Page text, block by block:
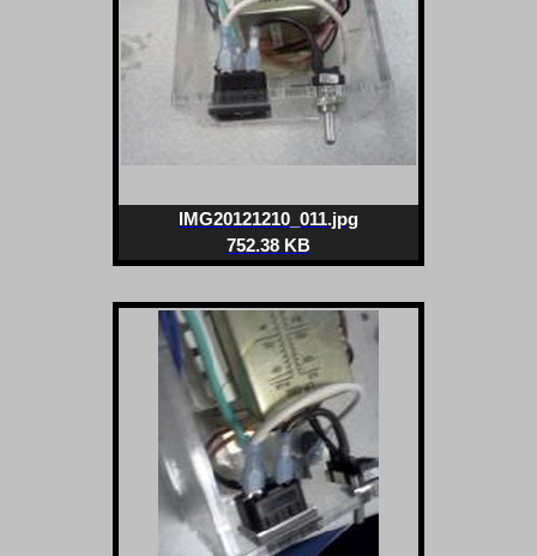
IMG20121210_011.jpg
752.38 KB